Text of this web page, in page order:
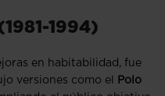
1994)
en habitabilidad, fue
versiones como el
Polo